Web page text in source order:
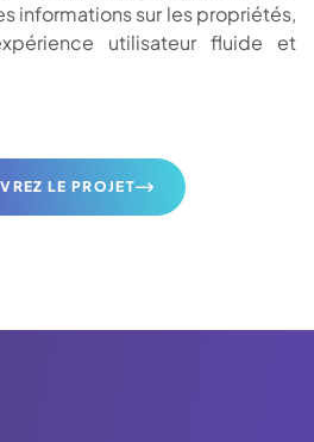
informations sur les propriétés,
utilisateur fluide et
LE PROJET